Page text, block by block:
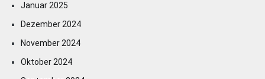
Januar 2025
Dezember 2024
November 2024
Oktober 2024